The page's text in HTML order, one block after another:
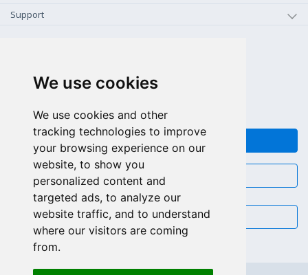
We use cookies
We use cookies and other
tracking technologies to improve
your browsing experience on our
website, to show you
personalized content and
targeted ads, to analyze our
website traffic, and to understand
where our visitors are coming
from.
Support
+55 81 97102-7382
FEEDBACK
CHAT
EMAIL